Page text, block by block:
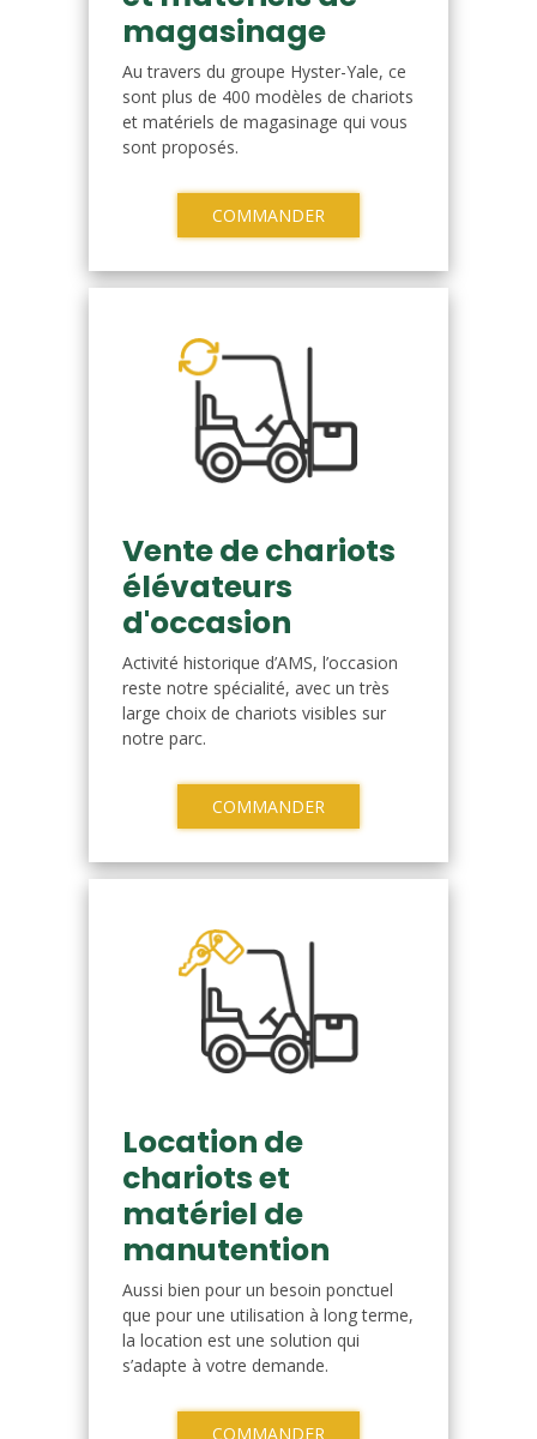
magasinage
Au travers du groupe Hyster-Yale, ce
sont plus de 400 modèles de chariots
et matériels de magasinage qui vous
sont proposés.
COMMANDER
Vente de chariots
élévateurs
d'occasion
Activité historique d’AMS, l’occasion
reste notre spécialité, avec un très
large choix de chariots visibles sur
notre parc.
COMMANDER
Location de
chariots et
matériel de
manutention
Aussi bien pour un besoin ponctuel
que pour une utilisation à long terme,
la location est une solution qui
s’adapte à votre demande.
COMMANDER